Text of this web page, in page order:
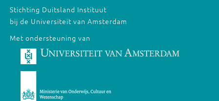
Stichting Duitsland Instituut
bij de Universiteit van Amsterdam
Met ondersteuning van